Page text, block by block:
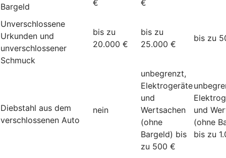
Bargeld
€
€
Unverschlossene
Urkunden und
unverschlossener
Schmuck
bis zu
20.000 €
bis zu
25.000 €
bis zu
Diebstahl aus dem
verschlossenen Auto
nein
unbegrenzt,
Elektrogeräte
und
Wertsachen
(ohne
Bargeld) bis
zu 500 €
und
(ohne
bis zu